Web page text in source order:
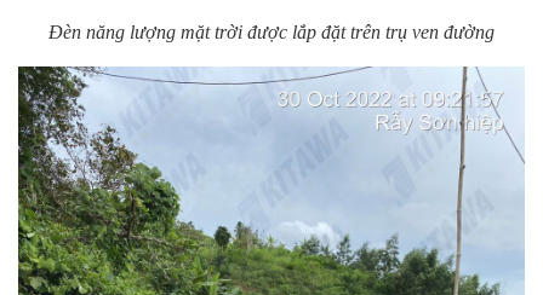
Đèn năng lượng mặt trời được lắp đặt trên trụ ven đường